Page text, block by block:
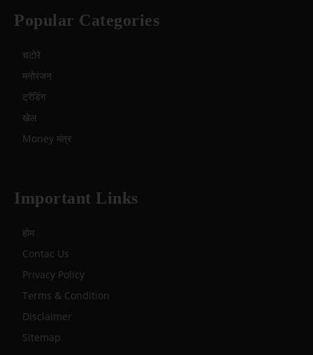
Popular Categories
चटोरे
मनोरंजन
ट्रेंडिंग
खेल
Money मंत्र
Important Links
होम
Contac Us
Privacy Policy
Terms & Condition
Disclaimer
Sitemap